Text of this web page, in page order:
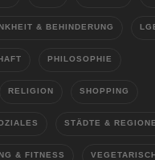
& BEHINDERUNG
PHILOSOPHIE
RELIGION SHOPPING
STÄDTE &
& FITNESS